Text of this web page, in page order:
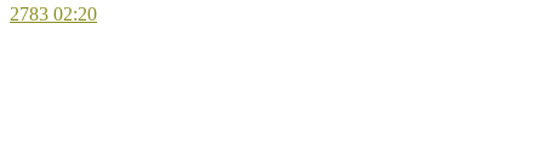
2783 02:20